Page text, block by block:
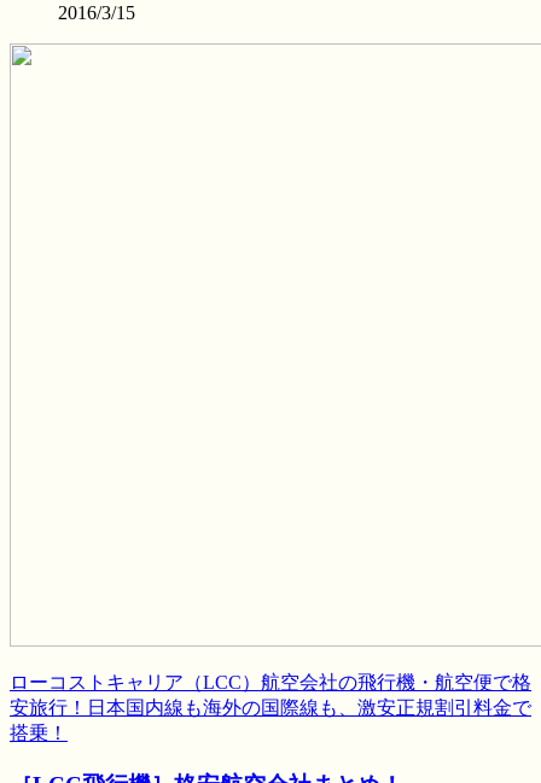
2016/3/15
ローコストキャリア（LCC）航空会社の飛行機・航空便で格
安旅行！日本国内線も海外の国際線も、激安正規割引料金で
搭乗！